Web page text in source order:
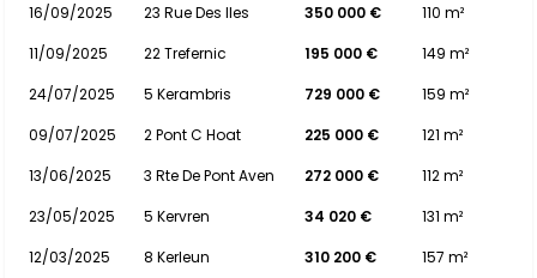
16/09/2025
23 Rue Des Iles 350 000 €
110 m²
11/09/2025
22 Trefernic 195 000 €
149 m²
24/07/2025
5 Kerambris 729 000 €
159 m²
09/07/2025
2 Pont C Hoat 225 000 €
121 m²
13/06/2025
3 Rte De Pont Aven 272 000 €
112 m²
23/05/2025
5 Kervren 34 020 €
131 m²
12/03/2025
8 Kerleun 310 200 €
157 m²